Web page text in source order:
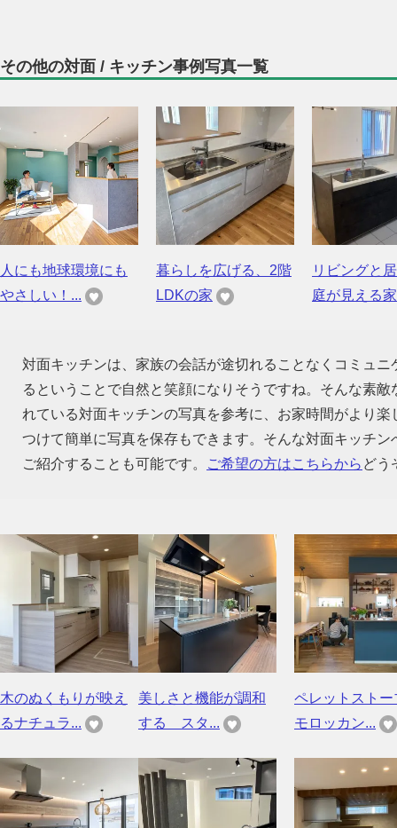
その他の対面 / キッチン事例写真一覧
人にも地球環境にも
やさしい！...
暮らしを広げる、2階
LDKの家
リビングと
庭が見える家
対面キッチンは、家族の会話が途切れることなくコミュ
るということで自然と笑顔になりそうですね。そんな素
れている対面キッチンの写真を参考に、お家時間がより
つけて簡単に写真を保存もできます。そんな対面キッチ
ご紹介することも可能です。
ご希望の方はこちらから どう
木のぬくもりが映え
るナチュラ...
美しさと機能が調和
する スタ...
ペレットストー
モロッカン...